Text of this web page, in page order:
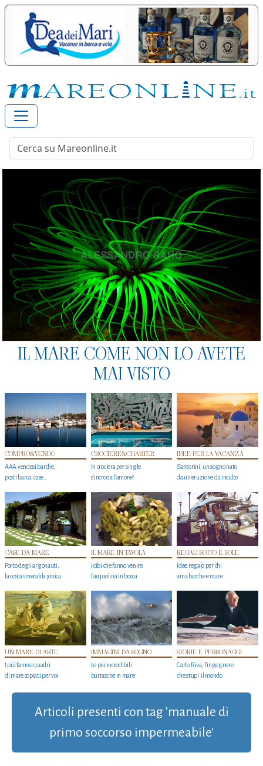
IL MARE COME NON LO AVETE
MAI VISTO
COMPRO&VENDO
AAA vendesi barche,
posti barca, case…
CROCIERE&CHARTER
In crociera per single
s'incrocia l’amore?
IDEE PER LA VACANZA
Santorini, un sogno nato
da un’eruzione da incubo
CASE DA MARE
Porto degli argonauti,
la costa smeralda jonica
IL MARE IN TAVOLA
I cibi che fanno venire
l’acquolina in bocca
REGALI SOTTO IL SOLE
Idee regalo per chi
ama barche e mare
UN MARE DI ARTE
I più famosi quadri
di mare copiati per voi
IMMAGINI DA SOGNO
Le più incredibili
burrasche in mare
STORIE E PERSONAGGI
Carlo Riva, l’ingegnere
che stupi' il mondo
Articoli presenti con tag 'manuale di
primo soccorso impermeabile'